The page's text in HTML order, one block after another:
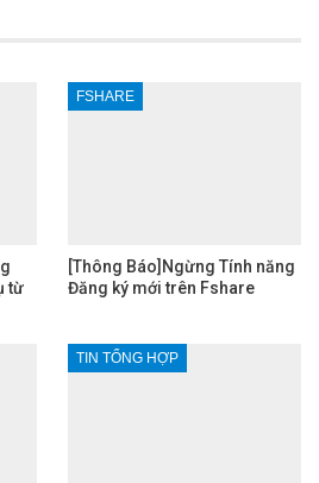
từ
FSHARE
[Thông Báo]Ngừng Tính năng
Đăng ký mới trên Fshare
TIN TỔNG HỢP